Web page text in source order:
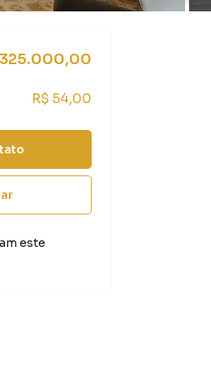
325.000,00
R$ 54,00
este